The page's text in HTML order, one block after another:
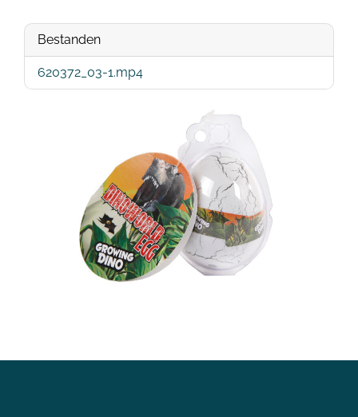
Bestanden
620372_03-1.mp4